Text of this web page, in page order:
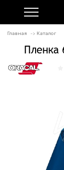
Главная Каталог
Пленка